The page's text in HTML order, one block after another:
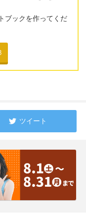
ブックを作ってくだ
ツイート